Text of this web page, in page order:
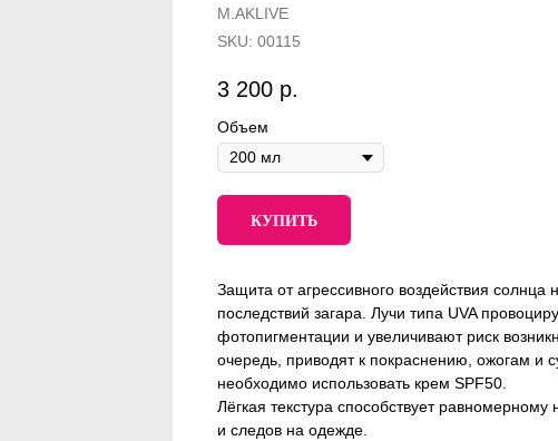
M.AKLIVE
SKU: 00115
3 200 р.
Объем
КУПИТЬ
Защита от агрессивного воздействия
последствий загара. Лучи типа UVA
фотопигментации и увеличивают риск
очередь, приводят к покраснению, ожогам и
необходимо использовать крем SPF50.
Лёгкая текстура способствует
и следов на одежде.